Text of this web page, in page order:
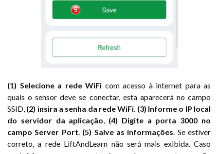
(1) Selecione a rede WiFi com acesso à internet para as
quais o sensor deve se conectar, esta aparecerá no campo
SSID, (2) insira a senha da rede WiFi. (3) Informe o IP local
do servidor da aplicação, (4) Digite a porta 3000 no
campo Server Port. (5) Salve as informações. Se estiver
correto, a rede LiftAndLearn não será mais exibida. Caso